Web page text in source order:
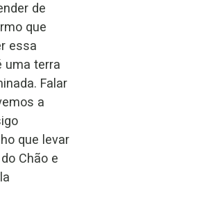
de
que
essa
uma terra
Falar
a
que levar
Chão e